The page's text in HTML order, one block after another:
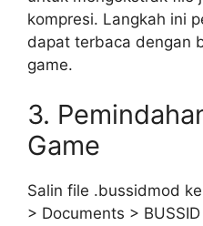
kompresi. Langkah ini
dapat terbaca dengan
game.
3.
Game
Salin file .bussidmod
> Documents >